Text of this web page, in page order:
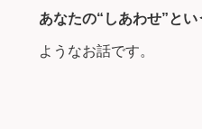
あなたの“しあわせ”と
ようなお話です。